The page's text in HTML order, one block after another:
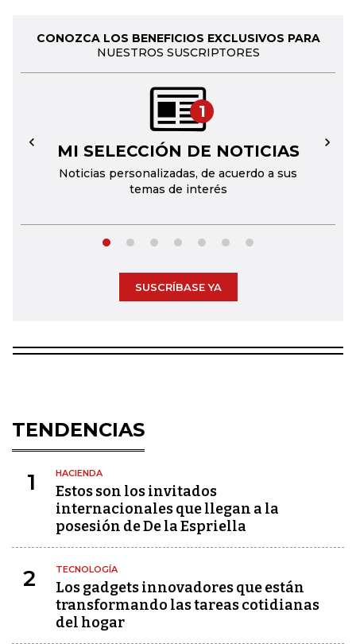
CONOZCA LOS BENEFICIOS EXCLUSIVOS PARA
NUESTROS SUSCRIPTORES
1
MI SELECCIÓN DE NOTICIAS
Noticias personalizadas, de acuerdo a sus
temas de interés
← →
SUSCRÍBASE YA
TENDENCIAS
1 HACIENDA
Estos son los invitados
internacionales que llegan a la
posesión de De la Espriella
2 TECNOLOGÍA
Los gadgets innovadores que están
transformando las tareas cotidianas
del hogar